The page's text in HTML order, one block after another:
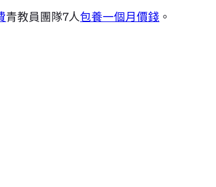
青教員團隊7人包養一個月價錢 。